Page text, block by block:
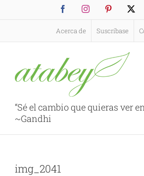
FacebookInstagramPinterest
Acerca de Suscríbase
“Sé el cambio que quieras ver
~Gandhi
img_2041